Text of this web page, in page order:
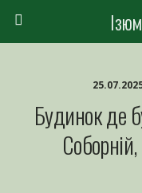
Будинок де